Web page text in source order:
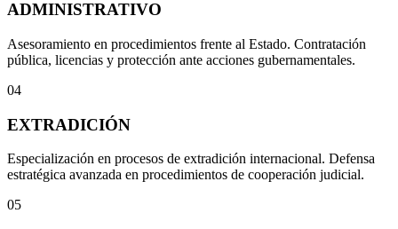
ADMINISTRATIVO
Asesoramiento en procedimientos frente al Estado. Contratación
pública, licencias y protección ante acciones gubernamentales.
04
EXTRADICIÓN
Especialización en procesos de extradición internacional. Defensa
estratégica avanzada en procedimientos de cooperación judicial.
05